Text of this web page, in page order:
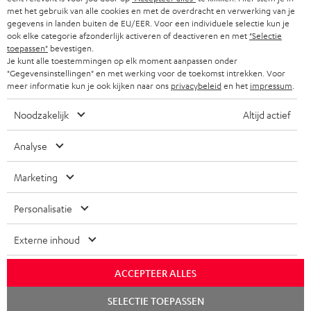
met het gebruik van alle cookies en met de overdracht en verwerking van je
gegevens in landen buiten de EU/EER. Voor een individuele selectie kun je
ook elke categorie afzonderlijk activeren of deactiveren en met "Selectie
toepassen" bevestigen.
Je kunt alle toestemmingen op elk moment aanpassen onder
"Gegevensinstellingen" en met werking voor de toekomst intrekken. Voor
meer informatie kun je ook kijken naar ons privacybeleiden het impressum
Noodzakelijk Altijd actief
Analyse
Marketing
Personalisatie
Externe inhoud
ACCEPTEER ALLES
SELECTIE TOEPASSEN